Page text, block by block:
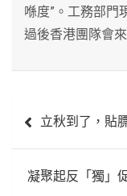
喺度”。工務部門
過後香港團隊會
章
覽
立秋到了，貼
凝聚起反「獨」